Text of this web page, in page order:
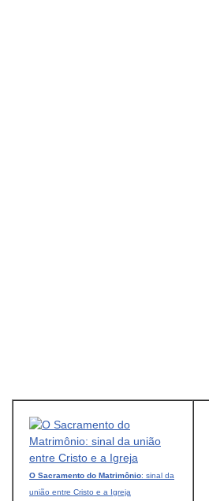
O Sacramento do Matrimônio: sinal da
união entre Cristo e a Igreja